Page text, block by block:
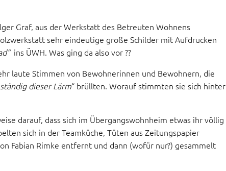
Graf, aus der Werkstatt des Betreuten Wohnens
sehr eindeutige große Schilder mit Aufdrucken
ins ÜWH. Was ging da also vor ??
laute Stimmen von Bewohnerinnen und Bewohnern, die
dieser Lärm“ brüllten. Worauf stimmten sie sich hinter
darauf, dass sich im Übergangswohnheim etwas ihr völlig
sich in der Teamküche, Tüten aus Zeitungspapier
Fabian Rimke entfernt und dann (wofür nur?) gesammelt